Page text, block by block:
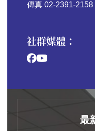
傳真 02-2391-2158
社群媒體：
最